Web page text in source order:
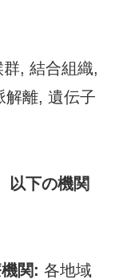
, 結合組織,
解離, 遺伝子
以下の機関
関: 各地域